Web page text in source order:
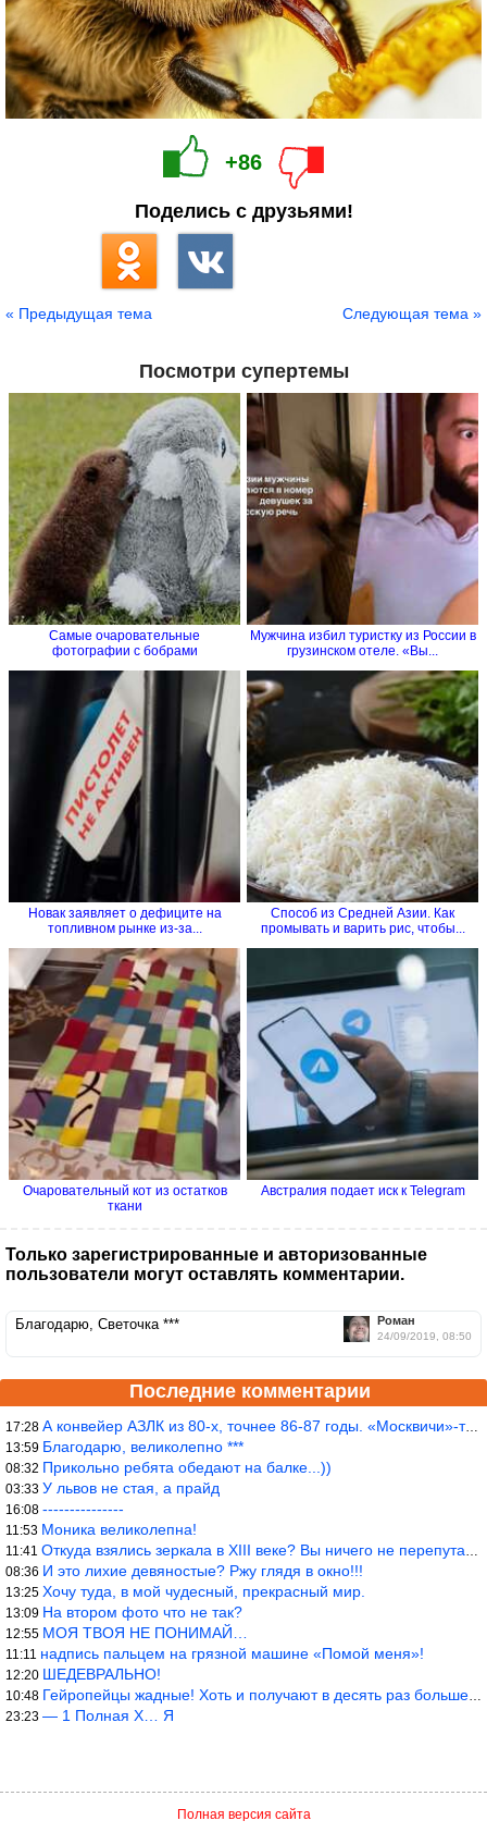
+86
Поделись с друзьями!
« Предыдущая тема Следующая тема »
Посмотри супертемы
Самые очаровательные
фотографии с бобрами
Мужчина избил туристку из России в
грузинском отеле. «Вы...
Новак заявляет о дефиците на
топливном рынке из-за...
Способ из Средней Азии. Как
промывать и варить рис, чтобы...
Очаровательный кот из остатков
ткани
Австралия подает иск к Telegram
Только зарегистрированные и авторизованные
пользователи могут оставлять комментарии.
Роман
24/09/2019, 08:50
Благодарю, Светочка ***
Последние комментарии
17:28 А конвейер АЗЛК из 80-х, точнее 86-87 годы. «Москвичи»-то из пер
13:59 Благодарю, великолепно ***
08:32 Прикольно ребята обедают на балке...))
03:33 У львов не стая, а прайд
16:08 ---------------
11:53 Моника великолепна!
11:41 Откуда взялись зеркала в XIII веке? Вы ничего не перепутали?
08:36 И это лихие девяностые? Ржу глядя в окно!!!
13:25 Хочу туда, в мой чудесный, прекрасный мир.
13:09 На втором фото что не так?
12:55 МОЯ ТВОЯ НЕ ПОНИМАЙ…
11:11 надпись пальцем на грязной машине «Помой меня»!
12:20 ШЕДЕВРАЛЬНО!
10:48 Гейропейцы жадные! Хоть и получают в десять раз больше жителей б
23:23 — 1 Полная Х… Я
Полная версия сайта